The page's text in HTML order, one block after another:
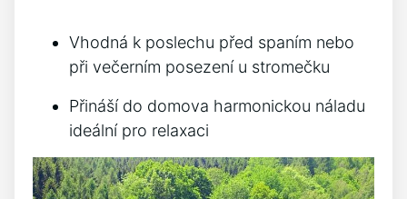
Vhodná k poslechu před spaním nebo
při večerním posezení u stromečku
Přináší do‍ domova harmonickou náladu
ideální pro relaxaci